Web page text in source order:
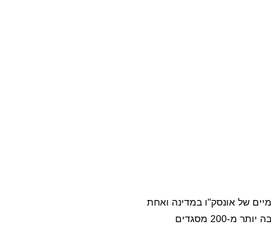
של אונסק"ו במדינה ואחת
הערים הקדושות לאיסלאם בעולם כולו. הראר מוקפת בחומה בצורה ויש בה יותר מ-200 מסגדים